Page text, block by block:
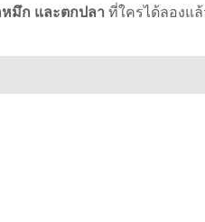
หมึก และตกปลา ที่ใครได้ลองแ